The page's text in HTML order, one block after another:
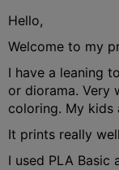
Hello,
Welcome to my
I have a leaning
or diorama. Very
coloring. My kids
It prints really
I used PLA Basic